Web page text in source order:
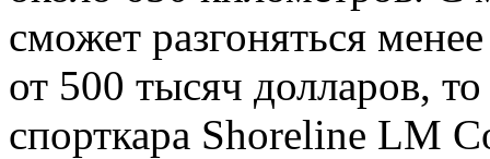
сможет разгоняться
от 500 тысяч долларов,
спорткара Shoreline LM